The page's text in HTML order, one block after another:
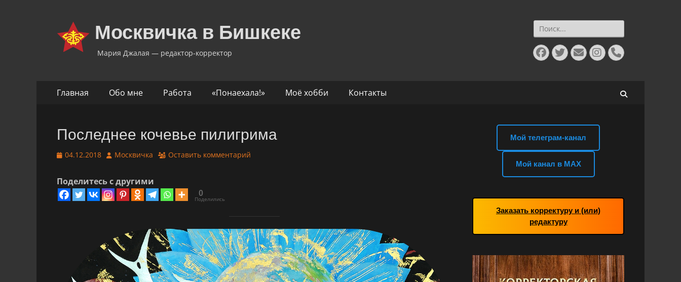
Москвичка в Бишкеке
Мария Джалая — редактор-корректор
Найти:
Facebook
Twitter
E-
mail
Instagram
Телефон
Основное
Главная Обо мне Работа «Понаехала!» Моё хобби Контакты
Последнее кочевье пилигрима
Опубликовано
04.12.2018 Автор
Москвичка Оставить комментарий
Поделитесь с другими
0
Поделились
Мой телеграм-канал
Мой канал в MAX
Заказать корректуру и (или)
редактуру